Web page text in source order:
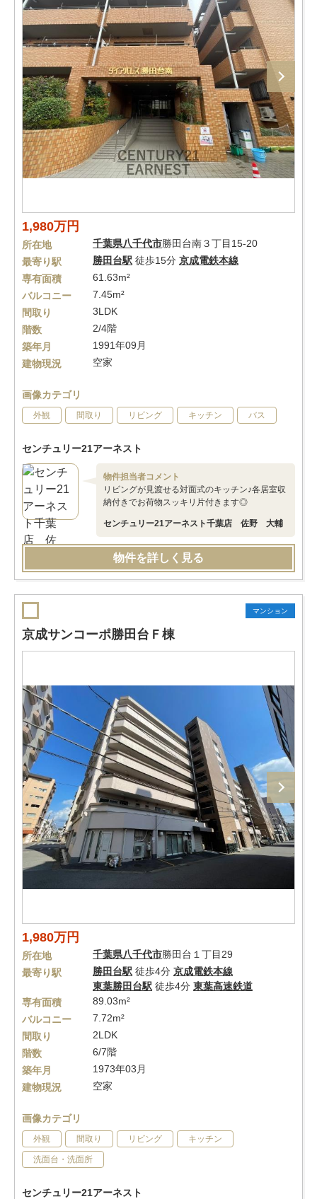
1,980万円
所在地 千葉県八千代市勝田台南３丁目15-20
最寄り駅
勝田台駅 徒歩15分 京成電鉄本線
専有面積
61.63m²
バルコニー
7.45m²
間取り
3LDK
階数
2/4階
築年月
1991年09月
建物現況
空家
画像カテゴリ
外観 間取り リビング キッチン バス
センチュリー21アーネスト
物件担当者コメント
リビングが見渡せる対面式のキッチン♪各居室収
納付きでお荷物スッキリ片付きます◎
センチュリー21アーネスト千葉店 佐野 大輔
物件を詳しく見る
マンション
京成サンコーポ勝田台Ｆ棟
1,980万円
所在地 千葉県八千代市勝田台１丁目29
最寄り駅
勝田台駅 徒歩4分 京成電鉄本線
東葉勝田台駅 徒歩4分 東葉高速鉄道
専有面積
89.03m²
バルコニー
7.72m²
間取り
2LDK
階数
6/7階
築年月
1973年03月
建物現況
空家
画像カテゴリ
外観 間取り リビング キッチン
洗面台・洗面所
センチュリー21アーネスト